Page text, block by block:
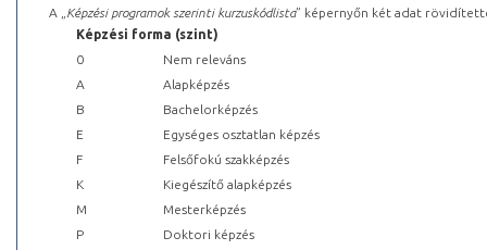
A „ Képzési programok szerinti kurzuskódlista” képernyőn két adat
Képzési forma (szint)
0
Nem releváns
A
Alapképzés
B
Bachelorképzés
E
Egységes osztatlan képzés
F
Felsőfokú szakképzés
K
Kiegészítő alapképzés
M
Mesterképzés
P
Doktori képzés